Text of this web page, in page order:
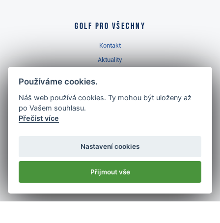
Golf pro všechny
Kontakt
Aktuality
Golfový slovník
Nejlépe hodnocený
v ČR
Používáme cookies.
Náš web používá cookies. Ty mohou být uloženy až
po Vašem souhlasu.
Přečíst více
Nastavení cookies
Přijmout vše